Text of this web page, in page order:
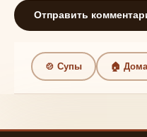
🍲 Супы 🏠